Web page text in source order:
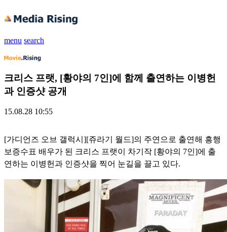
menu search
크리스 프랫, [황야의 7인]에 함께 출연하는 이병헌
과 인증샷 공개
15.08.28 10:55
[가디언즈 오브 갤럭시][쥬라기 월드]의 주연으로 출연해 흥행
보증수표 배우가 된 크리스 프랫이 차기작 [황야의 7인]에 출
연하는 이병헌과 인증샷을 찍어 눈길을 끌고 있다.